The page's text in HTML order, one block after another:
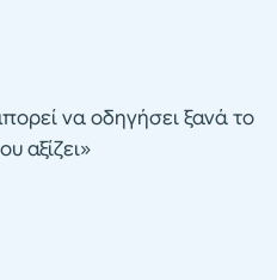
να οδηγήσει ξανά το
αξίζει»